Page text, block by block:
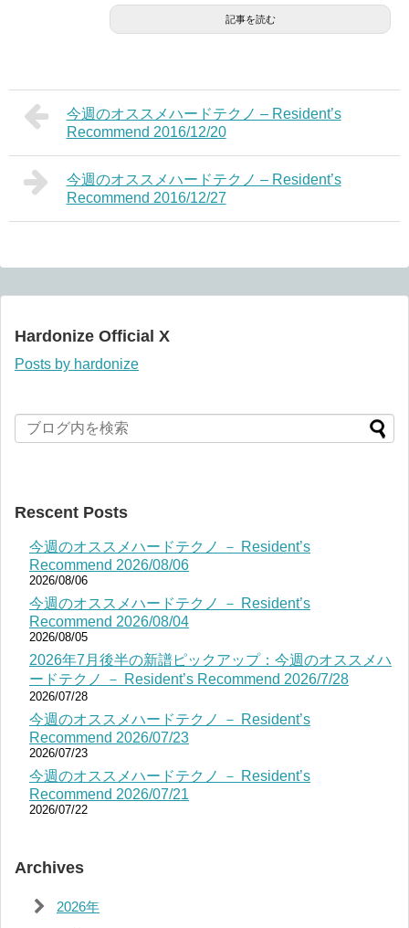
記事を読む
今週のオススメハードテクノ – Resident’s
Recommend 2016/12/20
今週のオススメハードテクノ – Resident’s
Recommend 2016/12/27
Hardonize Official X
Posts by hardonize
Rescent Posts
今週のオススメハードテクノ － Resident’s
Recommend 2026/08/06
2026/08/06
今週のオススメハードテクノ － Resident’s
Recommend 2026/08/04
2026/08/05
2026年7月後半の新譜ピックアップ：今週のオススメハ
ードテクノ － Resident’s Recommend 2026/7/28
2026/07/28
今週のオススメハードテクノ － Resident’s
Recommend 2026/07/23
2026/07/23
今週のオススメハードテクノ － Resident’s
Recommend 2026/07/21
2026/07/22
Archives
2026年